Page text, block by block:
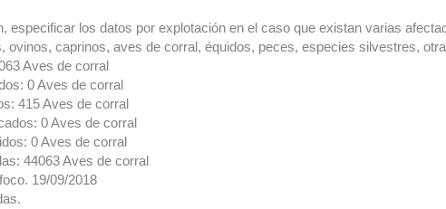
especificar los datos por explotación en el caso que existan varias
ovinos, caprinos, aves de corral, équidos, peces, especies silvestres,
Aves de corral
0 Aves de corral
415 Aves de corral
0 Aves de corral
0 Aves de corral
44063 Aves de corral
19/09/2018